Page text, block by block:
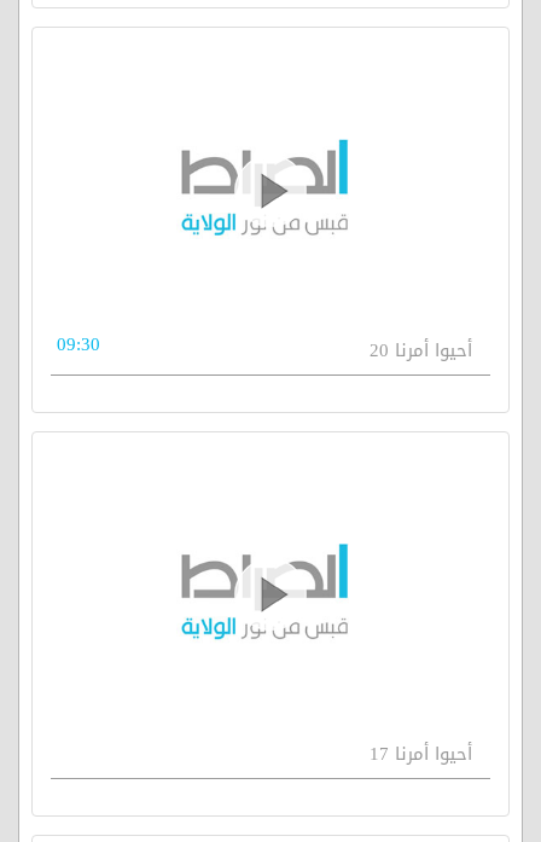
أحيوا أمرنا 20 09:30
أحيوا أمرنا 17